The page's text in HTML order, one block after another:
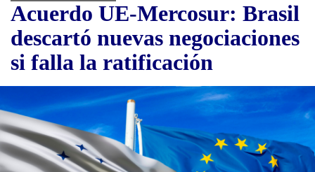
Acuerdo UE-Mercosur: Brasil
descartó nuevas negociaciones
si falla la ratificación